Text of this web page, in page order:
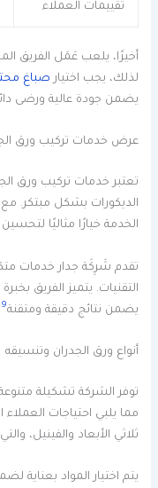
تقييمات العملاء
أخيرًا، يلعب عَمَل الفريق
لذلك، يجب اختيار صباغ
يضمن جودة عالية ورضى
عرض خدمات تركيب ورق
تعتبر خدمات تركيب ورق
الديكورات بشكل مبتكر.
الخدمة خيارًا مثاليًا
تقدم شَرِكَة جدار خدمات
يضمن نتائج دقيقة ومتقنة9
أنواع ورق الجدران وتنسيقه
توفر الشركة تشكيلة متنوعة
مما يلبي احتياجات العملاء
ثلاثي الأبعاد والفينيل،
يتم اختيار المواد بعناية